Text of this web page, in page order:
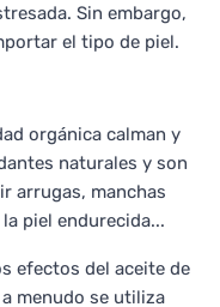
Sin embargo,
el tipo de piel.
orgánica calman y
naturales y son
arrugas, manchas
piel endurecida...
efectos del aceite de
menudo se utiliza